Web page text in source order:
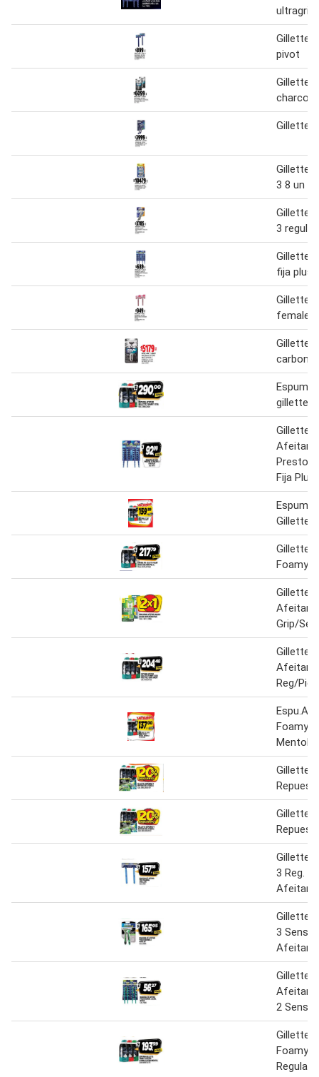
ultragrip
Gillette
pivot
Gillette
charcoal
Gillette
Gillette
3 8 un
Gillette
3
Gillette
fija plus
Gillette
female
Gillette
carbono
Espuma
gillette
Gillette
Afeitar
Fija Plus
Espuma
Gillette
Gillette
Foamy x
Gillette
Afeitar
Grip/
Gillette
Afeitar
Reg/
Foamy x
Mentol/
Gillette
Gillette
Gillette
3 Reg.
Afeitar
Gillette
3 Sens.
Afeitar
Gillette
Afeitar
2 Sens.
Gillette
Foamy